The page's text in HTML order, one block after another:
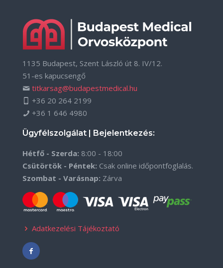
1135 Budapest, Szent László út 8. IV/12.
51-es kapucsengő
titkarsag@budapestmedical.hu
+36 20 264 2199
+36 1 646 4980
Ügyfélszolgálat | Bejelentkezés:
Hétfő - Szerda: 8:00 - 18:00
Csütörtök - Péntek: Csak online időpontfoglalás.
Szombat - Varásnap: Zárva
Adatkezelési Tájékoztató